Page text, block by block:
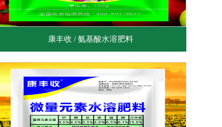
康丰收 / 氨基酸水溶肥料